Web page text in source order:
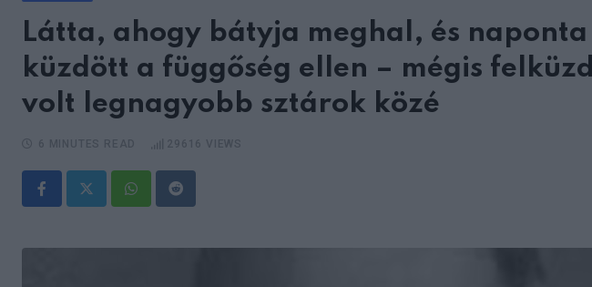
Látta, ahogy bátyja meghal, és
küzdött a függőség ellen – mégis
volt legnagyobb sztárok közé
WhatsappReddit